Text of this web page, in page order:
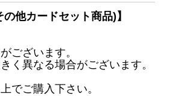
他カードセット商品)】
ございます。
く異なる場合がございます。
でご購入下さい。